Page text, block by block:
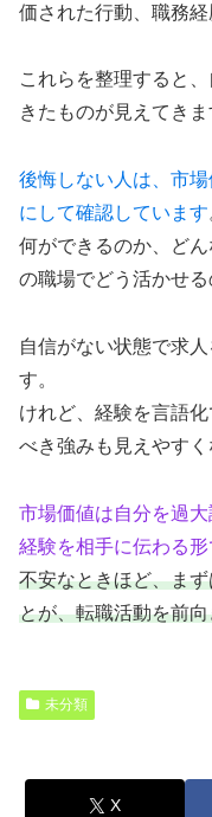
価された行動、職務経
これらを整理すると
きたものが見えてきま
後悔しない人は、市
にして確認しています
何ができるのか、ど
の職場でどう活かせ
自信がない状態で求
す。
けれど、経験を言語
べき強みも見えやす
市場価値は自分を過
経験を相手に伝わる
不安なときほど、ま
とが、転職活動を前
未分類
X